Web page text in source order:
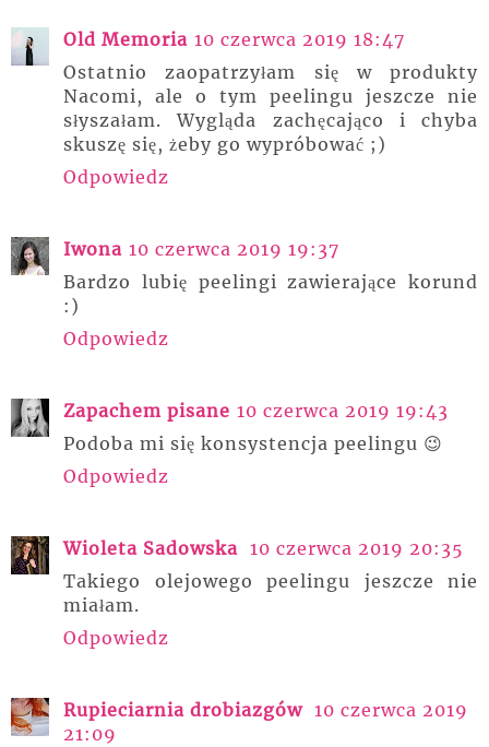
Old Memoria 10 czerwca 2019 18:47
Ostatnio zaopatrzyłam się w produkty
Nacomi, ale o tym peelingu jeszcze nie
słyszałam. Wygląda zachęcająco i chyba
skuszę się, żeby go wypróbować ;)
Odpowiedz
Iwona 10 czerwca 2019 19:37
Bardzo lubię peelingi zawierające korund
:)
Odpowiedz
Zapachem pisane 10 czerwca 2019 19:43
Podoba mi się konsystencja peelingu 😉
Odpowiedz
Wioleta Sadowska 10 czerwca 2019 20:35
Takiego olejowego peelingu jeszcze nie
miałam.
Odpowiedz
Rupieciarnia drobiazgów 10 czerwca 2019
21:09